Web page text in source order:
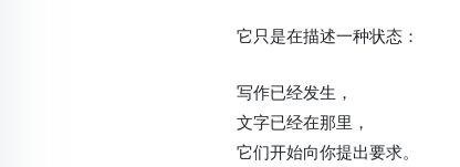
它只是在描述一种状态：
写作已经发生，
文字已经在那里，
它们开始向你提出要求。